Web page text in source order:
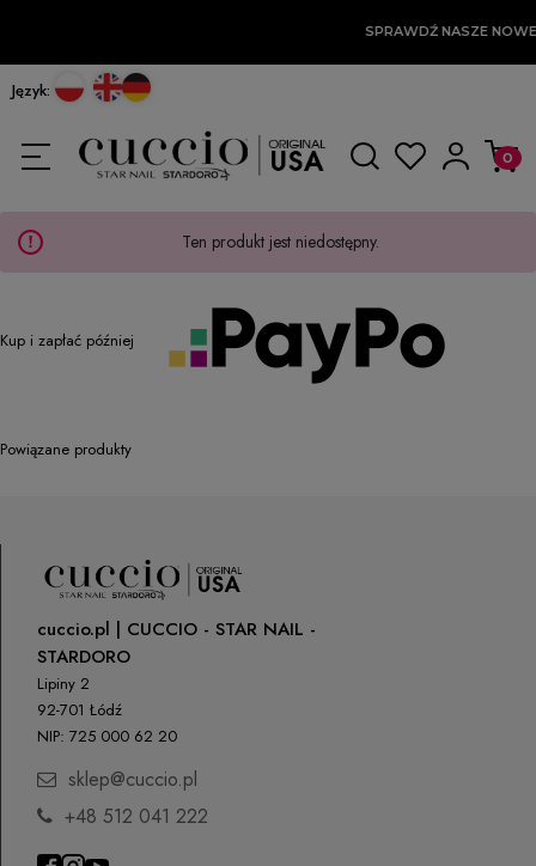
SPRAWDŹ NASZE
Język:
Ten produkt jest niedostępny.
Kup i zapłać później
Powiązane produkty
cuccio.pl | CUCCIO - STAR NAIL -
STARDORO
Lipiny 2
92-701 Łódź
NIP: 725 000 62 20
sklep@cuccio.pl
+48 512 041 222